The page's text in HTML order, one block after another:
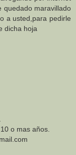
quedado maravillado
a usted,para pedirle
dicha hoja
o mas años.